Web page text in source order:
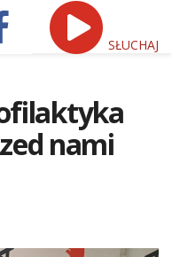
SŁUCHAJ
nami